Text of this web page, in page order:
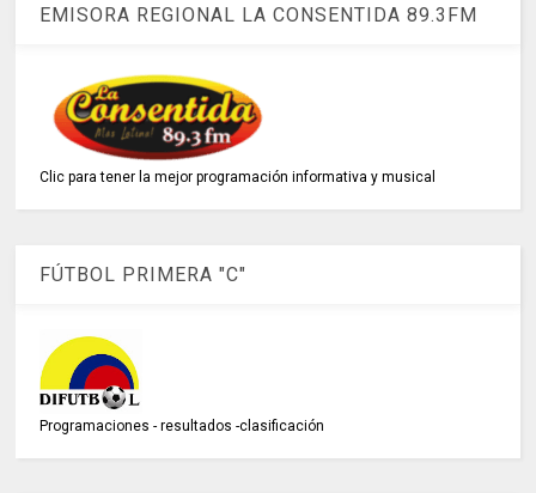
EMISORA REGIONAL LA CONSENTIDA 89.3FM
Clic para tener la mejor programación informativa y musical
FÚTBOL PRIMERA "C"
Programaciones - resultados -clasificación